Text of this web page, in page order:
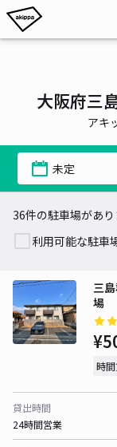
大阪府三
アキ
未定
36件の駐車場があり
利用可能な駐車
三
場
時
貸出時間
24時間営業